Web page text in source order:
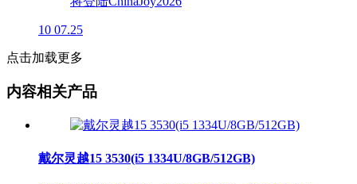
10 07.25
点击加载更多
内容相关产品
戴尔灵越15 3530(i5 1334U/8GB/512GB)